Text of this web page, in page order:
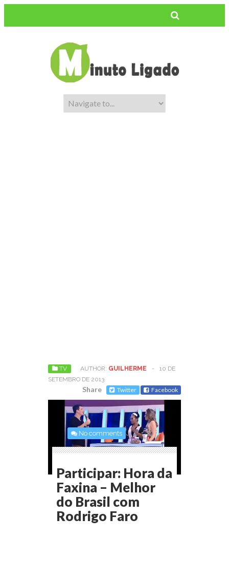
TV AUTHOR: GUILHERME -
10 DE
SETEMBRO DE 2013
Share Twitter Facebook
No comments
Participar: Hora da
Faxina – Melhor
do Brasil com
Rodrigo Faro